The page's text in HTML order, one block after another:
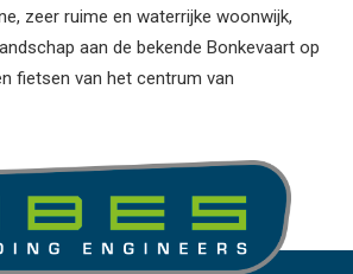
zeer ruime en waterrijke woonwijk,
aan de bekende Bonkevaart op
fietsen van het centrum van